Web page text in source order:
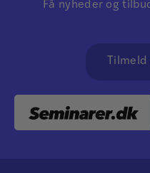
Få nyheder og